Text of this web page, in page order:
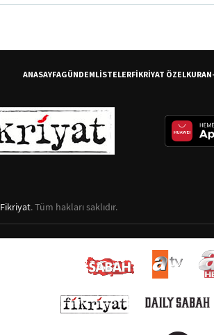
ANASAYFAGÜNDEMLİSTELERFİKRİYAT ÖZEL
Fikriyat. Tüm hakları saklıdır.